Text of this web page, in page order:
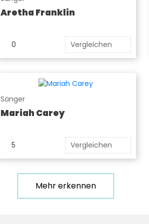
Aretha Franklin
0 Vergleichen
Sänger
Mariah Carey
5 Vergleichen
Mehr erkennen